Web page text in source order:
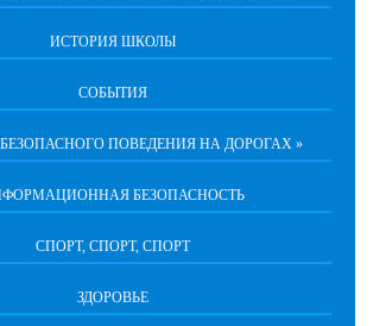
ИСТОРИЯ ШКОЛЫ
СОБЫТИЯ
ПОВЕДЕНИЯ НА ДОРОГАХ »
БЕЗОПАСНОСТЬ
СПОРТ, СПОРТ, СПОРТ
ЗДОРОВЬЕ